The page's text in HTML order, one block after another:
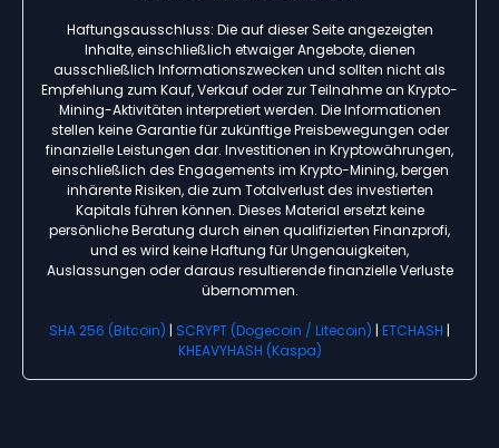
Haftungsausschluss: Die auf dieser Seite angezeigten
Inhalte, einschließlich etwaiger Angebote, dienen
ausschließlich Informationszwecken und sollten nicht als
Empfehlung zum Kauf, Verkauf oder zur Teilnahme an Krypto-
Mining-Aktivitäten interpretiert werden. Die Informationen
stellen keine Garantie für zukünftige Preisbewegungen oder
finanzielle Leistungen dar. Investitionen in Kryptowährungen,
einschließlich des Engagements im Krypto-Mining, bergen
inhärente Risiken, die zum Totalverlust des investierten
Kapitals führen können. Dieses Material ersetzt keine
persönliche Beratung durch einen qualifizierten Finanzprofi,
und es wird keine Haftung für Ungenauigkeiten,
Auslassungen oder daraus resultierende finanzielle Verluste
übernommen.
SHA 256 (Bitcoin) | SCRYPT (Dogecoin / Litecoin) | ETCHASH |
KHEAVYHASH (Kaspa)